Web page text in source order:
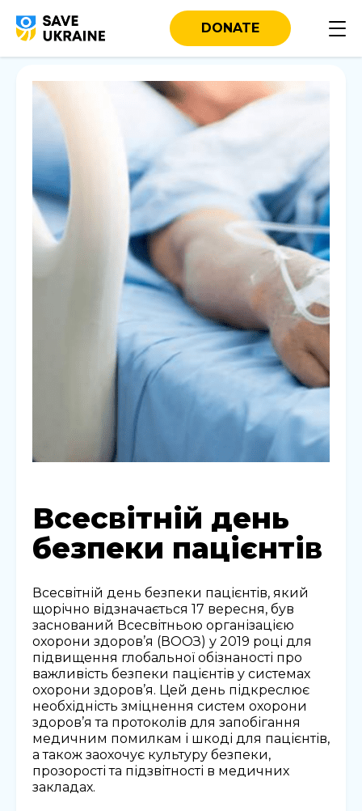
DONATE
Всесвітній день
безпеки пацієнтів
Всесвітній день безпеки пацієнтів, який
щорічно відзначається 17 вересня, був
заснований Всесвітньою організацією
охорони здоров’я (ВООЗ) у 2019 році для
підвищення глобальної обізнаності про
важливість безпеки пацієнтів у системах
охорони здоров’я. Цей день підкреслює
необхідність зміцнення систем охорони
здоров’я та протоколів для запобігання
медичним помилкам і шкоді для пацієнтів,
а також заохочує культуру безпеки,
прозорості та підзвітності в медичних
закладах.